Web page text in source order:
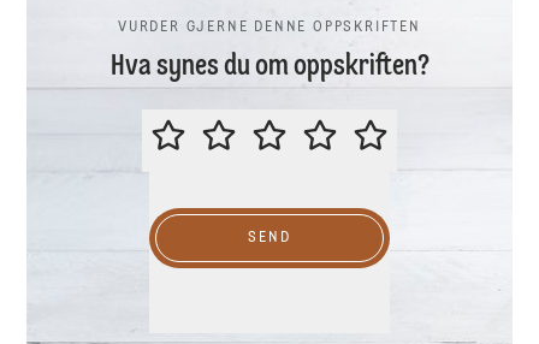
VURDER GJERNE DENNE OPPSKRIFTEN
Hva synes du om oppskriften?
VURDER GJERNE DENNE
SEND